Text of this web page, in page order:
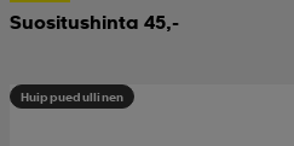
Suositushinta 45,-
Huippuedullinen